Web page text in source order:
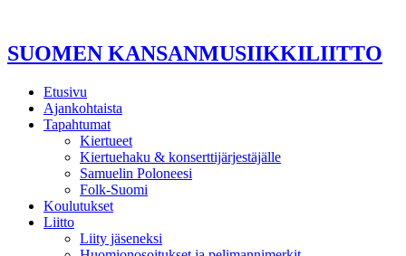
SUOMEN KANSANMUSIIKKILIITTO
Etusivu
Ajankohtaista
Tapahtumat
Kiertueet
Kiertuehaku & konserttijärjestäjälle
Samuelin Poloneesi
Folk-Suomi
Koulutukset
Liitto
Liity jäseneksi